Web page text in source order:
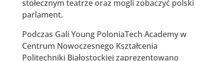
stołecznym teatrze oraz mogli zobaczyć polski
parlament.
Podczas Gali Young PoloniaTech Academy w
Centrum Nowoczesnego Kształcenia
Politechniki Białostockiej zaprezentowano